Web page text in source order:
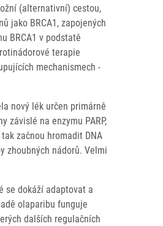
(alternativní) cestou,
jako BRCA1, zapojených
BRCA1 v podstatě
terapie
mechanismech -
nový lék určen primárně
závislé na enzymu PARP,
začnou hromadit DNA
zhoubných nádorů. Velmi
se dokáží adaptovat a
olaparibu funguje
dalších regulačních